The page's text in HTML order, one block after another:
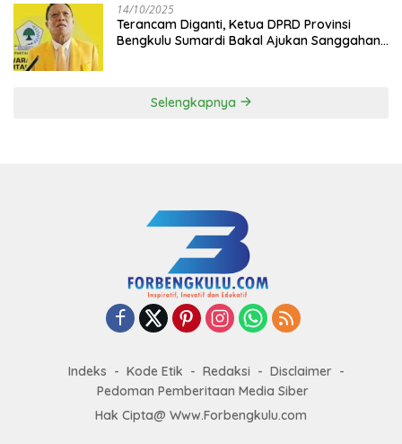
14/10/2025
Terancam Diganti, Ketua DPRD Provinsi
Bengkulu Sumardi Bakal Ajukan Sanggahan
Selengkapnya
Indeks Kode Etik Redaksi
Disclaimer
Pedoman Pemberitaan Media Siber
Hak Cipta@ Www.Forbengkulu.com